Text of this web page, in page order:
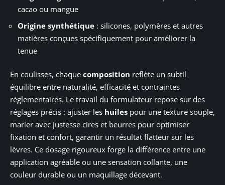
cacao ou mangue
Origine synthétique : silicones, polymères et autres
matières conçues spécifiquement pour améliorer la
tenue
En coulisses, chaque composition reflète un subtil
équilibre entre naturalité, efficacité et contraintes
réglementaires. Le travail du formulateur repose sur des
réglages précis : ajuster les huiles pour une texture souple,
marier avec justesse cires et beurres pour optimiser
fixation et confort, garantir un résultat flatteur sur les
lèvres. Ce dosage rigoureux forge la différence entre une
application agréable ou une sensation collante, une
couleur durable ou un maquillage décevant.